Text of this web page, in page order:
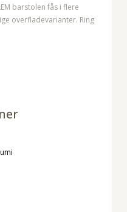
barstolen fås i flere
overfladevarianter. Ring